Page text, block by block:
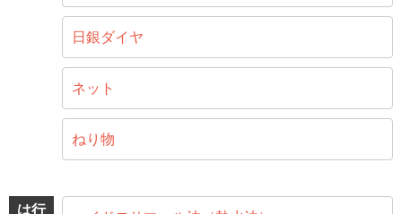
日銀ダイヤ
ネット
ねり物
は行